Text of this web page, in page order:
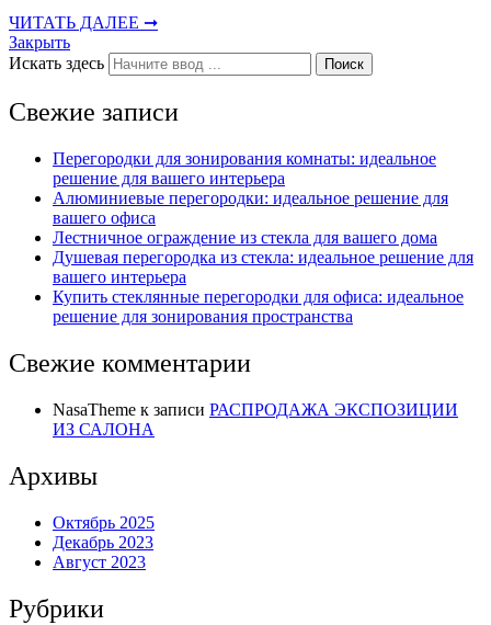
ЧИТАТЬ ДАЛЕЕ ➞
Закрыть
Искать здесь
Поиск
Свежие записи
Перегородки для зонирования комнаты: идеальное
решение для вашего интерьера
Алюминиевые перегородки: идеальное решение для
вашего офиса
Лестничное ограждение из стекла для вашего дома
Душевая перегородка из стекла: идеальное решение для
вашего интерьера
Купить стеклянные перегородки для офиса: идеальное
решение для зонирования пространства
Свежие комментарии
NasaTheme к записи РАСПРОДАЖА ЭКСПОЗИЦИИ
ИЗ САЛОНА
Архивы
Октябрь 2025
Декабрь 2023
Август 2023
Рубрики